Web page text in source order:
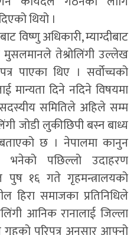
थियो ।
विष्णु अधिकारी, म्याग्दीबाट
मुसलमानले तेश्रोलिंगी उल्लेख
पाएका थिए । सर्वोच्चको
मान्यता दिने नदिने विषयमा
समितिले अहिले सम्म
जोडी लुकीछिपी बस्न बाध्य
छ । नेपालमा कानुन
भनेको पछिल्लो उदाहरण
पुष १६ गते गृहमन्त्रालयको
हिरा समाजका प्रतिनिधिले
आनिक रानालाई जिल्ला